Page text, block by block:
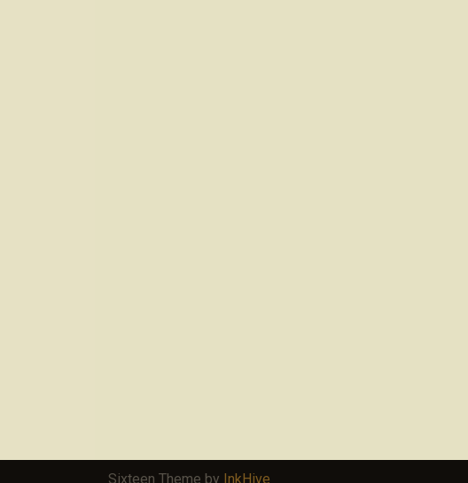
Sixteen Theme by InkHive